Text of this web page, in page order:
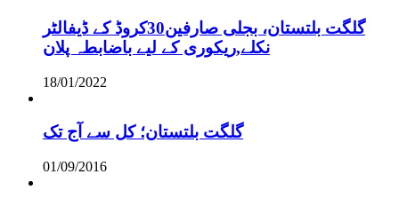
گلگت بلتستان، بجلی صارفین30کروڈ کے ڈیفالٹر
نکلے,ریکوری کے لیے باضابطہ پلان
18/01/2022
گلگت بلتستان؛ کل سے آج تک
01/09/2016